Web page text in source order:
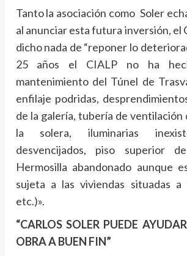
Tanto la asociación como Soler
al anunciar esta futura inversión, el
dicho nada de “reponer lo
25 años el CIALP no ha
mantenimiento del Túnel de
enfilaje podridas,
de la galería, tubería de ventilación
la solera, iluminarias
desvencijados, piso superior
Hermosilla abandonado aunque
sujeta a las viviendas situadas a
etc.)».
“CARLOS SOLER PUEDE
OBRA A BUEN FIN”